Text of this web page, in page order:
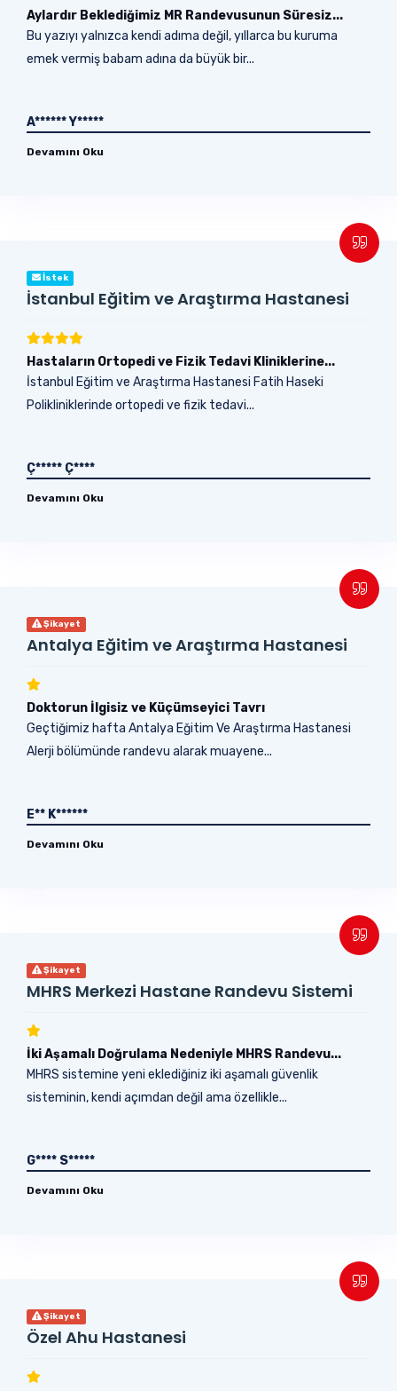
Aylardır Beklediğimiz MR Randevusunun Süresiz...
Bu yazıyı yalnızca kendi adıma değil, yıllarca bu kuruma
emek vermiş babam adına da büyük bir...
A****** Y*****
Devamını Oku
İstek
İstanbul Eğitim ve Araştırma Hastanesi
Hastaların Ortopedi ve Fizik Tedavi Kliniklerine...
İstanbul Eğitim ve Araştırma Hastanesi Fatih Haseki
Polikliniklerinde ortopedi ve fizik tedavi...
Ç***** Ç****
Devamını Oku
Şikayet
Antalya Eğitim ve Araştırma Hastanesi
Doktorun İlgisiz ve Küçümseyici Tavrı
Geçtiğimiz hafta Antalya Eğitim Ve Araştırma Hastanesi
Alerji bölümünde randevu alarak muayene...
E** K******
Devamını Oku
Şikayet
MHRS Merkezi Hastane Randevu Sistemi
İki Aşamalı Doğrulama Nedeniyle MHRS Randevu...
MHRS sistemine yeni eklediğiniz iki aşamalı güvenlik
sisteminin, kendi açımdan değil ama özellikle...
G**** S*****
Devamını Oku
Şikayet
Özel Ahu Hastanesi